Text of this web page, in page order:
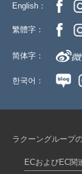
English：
繁體字：
简体字：
한국어：
ラクーングループ
ECおよびEC関